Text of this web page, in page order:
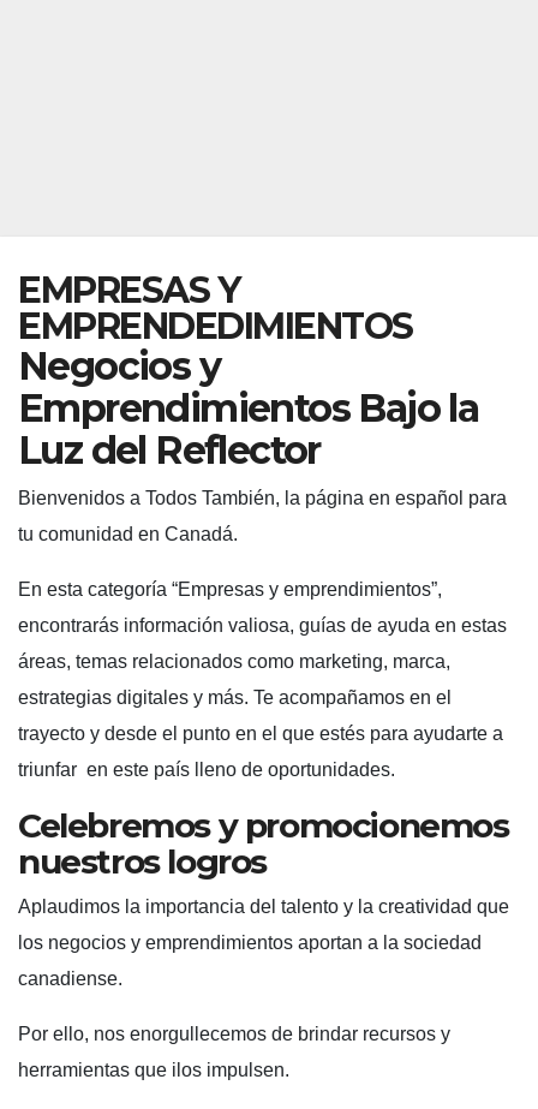
EMPRESAS Y
EMPRENDEDIMIENTOS
Negocios y
Emprendimientos Bajo la
Luz del Reflector
Bienvenidos a Todos También, la página en español para
tu comunidad en Canadá.
En esta categoría “Empresas y emprendimientos”,
encontrarás información valiosa, guías de ayuda en estas
áreas, temas relacionados como marketing, marca,
estrategias digitales y más. Te acompañamos en el
trayecto y desde el punto en el que estés para ayudarte a
triunfar en este país lleno de oportunidades.
Celebremos y promocionemos
nuestros logros
Aplaudimos la importancia del talento y la creatividad que
los negocios y emprendimientos aportan a la sociedad
canadiense.
Por ello, nos enorgullecemos de brindar recursos y
herramientas que ilos impulsen.